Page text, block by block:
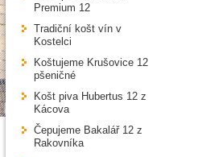
Premium 12
Tradiční košt vín v
Kostelci
Koštujeme Krušovice 12
pšeničné
Košt piva Hubertus 12 z
Kácova
Čepujeme Bakalář 12 z
Rakovníka